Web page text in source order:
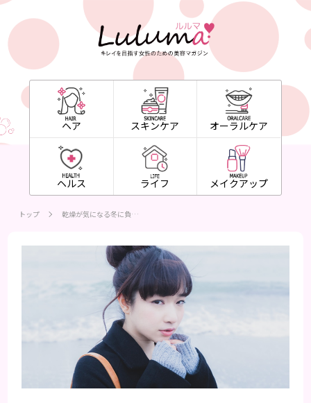
ヘア スキンケア オーラルケア
ヘルス ライフ メイクアップ
トップ 乾燥が気になる冬に負…